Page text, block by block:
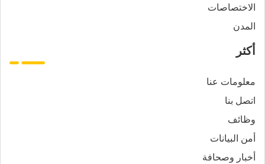
الاختصاصات
المدن
أكثر
معلومات عنا
اتصل بنا
وظائف
أمن البيانات
أخبار وصحافة